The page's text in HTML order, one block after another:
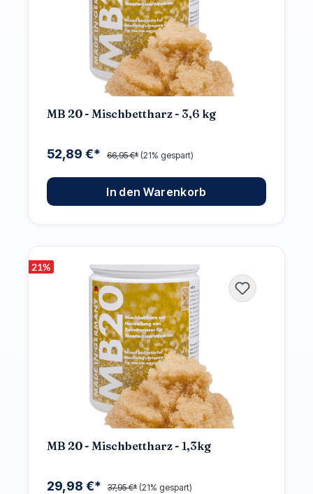
MB 20 - Mischbettharz - 3,6 kg
52,89 €* 66,95 €* (21% gespart)
In den Warenkorb
21%
MB 20 - Mischbettharz - 1,3kg
29,98 €* 37,95 €* (21% gespart)